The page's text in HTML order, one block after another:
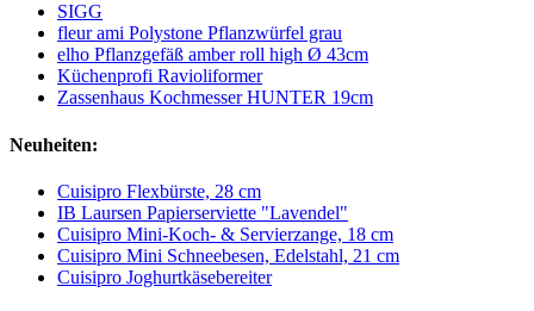
SIGG
fleur ami Polystone Pflanzwürfel grau
elho Pflanzgefäß amber roll high Ø 43cm
Küchenprofi Ravioliformer
Zassenhaus Kochmesser HUNTER 19cm
Neuheiten:
Cuisipro Flexbürste, 28 cm
IB Laursen Papierserviette "Lavendel"
Cuisipro Mini-Koch- & Servierzange, 18 cm
Cuisipro Mini Schneebesen, Edelstahl, 21 cm
Cuisipro Joghurtkäsebereiter